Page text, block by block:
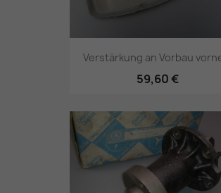
Verstärkung an Vorbau
59,60 €